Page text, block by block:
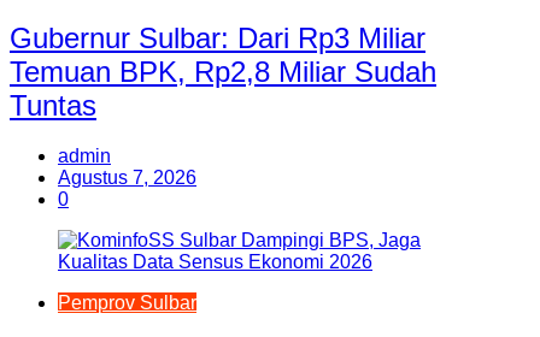
Gubernur Sulbar: Dari Rp3 Miliar
Temuan BPK, Rp2,8 Miliar Sudah
Tuntas
admin
Agustus 7, 2026
0
Pemprov Sulbar